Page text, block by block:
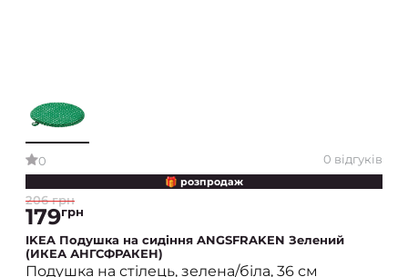
0 0 відгуків
🎁 розпродаж
206 грн
179грн
IKEA Подушка на сидіння ANGSFRAKEN Зелений
(ИКЕА АНГСФРАКЕН)
Подушка на стілець, зелена/біла, 36 см